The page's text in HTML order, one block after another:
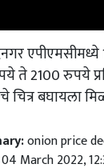
एपीएमसीमध्ये
2100 रुपये
चित्र बघायला
onion price
04 March 2022,